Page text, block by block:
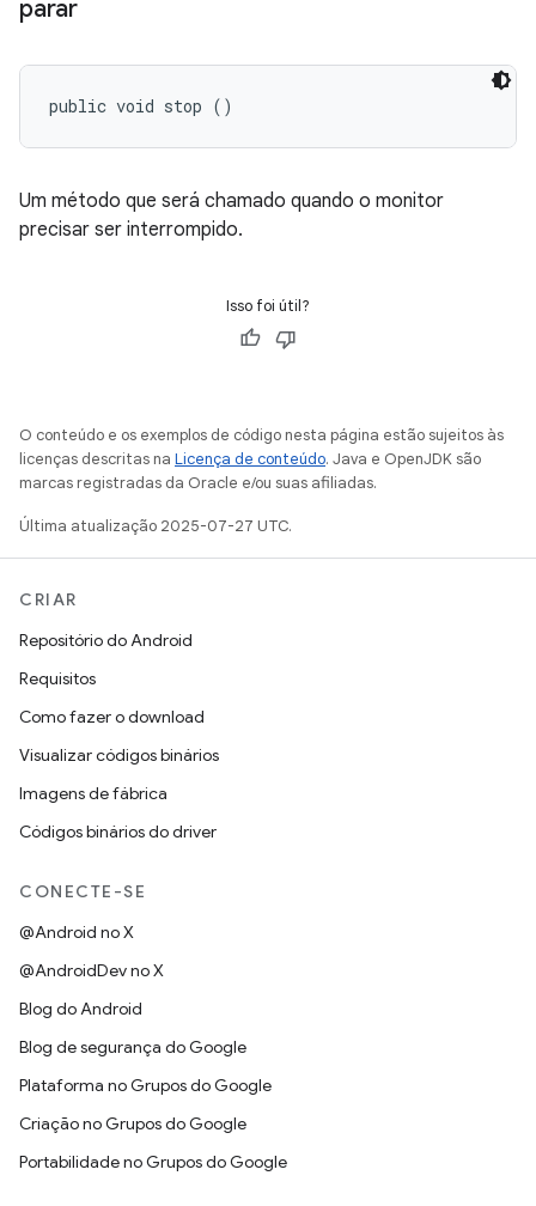
parar
public void stop ()
Um método que será chamado quando o monitor
precisar ser interrompido.
Isso foi útil?
O conteúdo e os exemplos de código nesta página estão sujeitos às
licenças descritas na Licença de conteúdo. Java e OpenJDK são
marcas registradas da Oracle e/ou suas afiliadas.
Última atualização 2025-07-27 UTC.
CRIAR
Repositório do Android
Requisitos
Como fazer o download
Visualizar códigos binários
Imagens de fábrica
Códigos binários do driver
CONECTE-SE
@Android no X
@AndroidDev no X
Blog do Android
Blog de segurança do Google
Plataforma no Grupos do Google
Criação no Grupos do Google
Portabilidade no Grupos do Google